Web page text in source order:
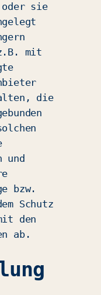
sie
mit
die
und
bzw.
Schutz
den
ab.